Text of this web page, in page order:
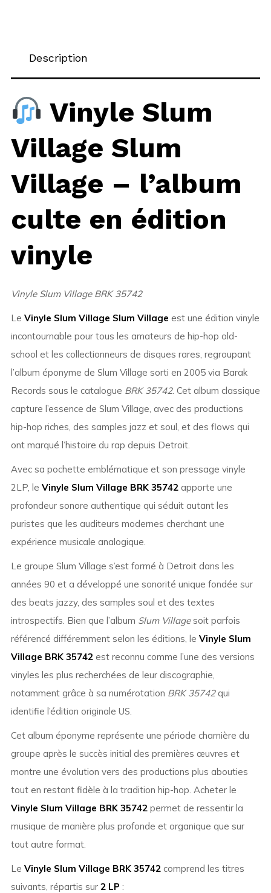
Description
Vinyle Slum
Village Slum
Village – l’album
culte en édition
vinyle
Vinyle Slum Village BRK 35742
Le Vinyle Slum Village Slum Village est une édition vinyle
incontournable pour tous les amateurs de hip-hop old-
school et les collectionneurs de disques rares, regroupant
l’album éponyme de Slum Village sorti en 2005 via Barak
Records sous le catalogue BRK 35742. Cet album classique
capture l’essence de Slum Village, avec des productions
hip-hop riches, des samples jazz et soul, et des flows qui
ont marqué l’histoire du rap depuis Detroit.
Avec sa pochette emblématique et son pressage vinyle
2LP, le Vinyle Slum Village BRK 35742apporte une
profondeur sonore authentique qui séduit autant les
puristes que les auditeurs modernes cherchant une
expérience musicale analogique.
Le groupe Slum Village s’est formé à Detroit dans les
années 90 et a développé une sonorité unique fondée sur
des beats jazzy, des samples soul et des textes
introspectifs. Bien que l’album Slum Villagesoit parfois
référencé différemment selon les éditions, le Vinyle Slum
Village BRK 35742est reconnu comme l’une des versions
vinyles les plus recherchées de leur discographie,
notamment grâce à sa numérotation BRK 35742qui
identifie l’édition originale US.
Cet album éponyme représente une période charnière du
groupe après le succès initial des premières œuvres et
montre une évolution vers des productions plus abouties
tout en restant fidèle à la tradition hip-hop. Acheter le
Vinyle Slum Village BRK 35742permet de ressentir la
musique de manière plus profonde et organique que sur
tout autre format.
Le Vinyle Slum Village BRK 35742comprend les titres
suivants, répartis sur 2 LP :